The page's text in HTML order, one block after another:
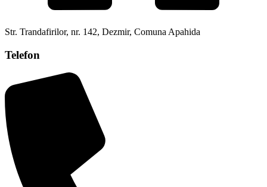
Str. Trandafirilor, nr. 142, Dezmir, Comuna Apahida
Telefon